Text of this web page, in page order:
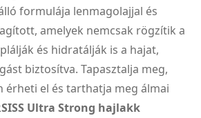
formulája lenmagolajjal és
amelyek nemcsak rögzítik a
és hidratálják is a hajat,
biztosítva. Tapasztalja meg,
érheti el és tarthatja meg álmai
Ultra Strong hajlakk